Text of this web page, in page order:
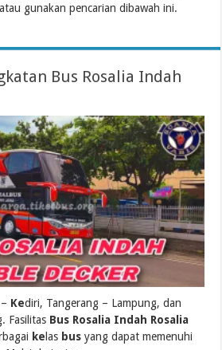
atau gunakan pencarian dibawah ini.
Bus Rosalia Indah
Kediri, Tangerang – Lampung, dan
Fasilitas Bus Rosalia Indah Rosalia
ke las bus yang dapat memenuhi